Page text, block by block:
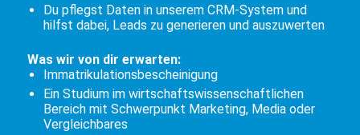
Du pflegst Daten in unserem CRM-System und
hilfst dabei, Leads zu generieren und auszuwerten
Was wir von dir erwarten:
Immatrikulationsbescheinigung
Ein Studium im wirtschaftswissenschaftlichen
Bereich mit Schwerpunkt Marketing, Media oder
Vergleichbares